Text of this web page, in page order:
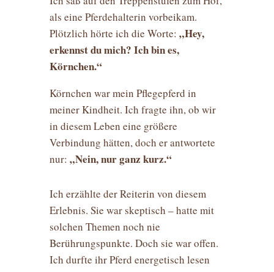
als eine Pferdehalterin vorbeikam.
Plötzlich hörte ich die Worte: „Hey,
erkennst du mich? Ich bin es,
Körnchen.“
Körnchen war mein Pflegepferd in
meiner Kindheit. Ich fragte ihn, ob wir
in diesem Leben eine größere
Verbindung hätten, doch er antwortete
nur: „Nein, nur ganz kurz.“
Ich erzählte der Reiterin von diesem
Erlebnis. Sie war skeptisch – hatte mit
solchen Themen noch nie
Berührungspunkte. Doch sie war offen.
Ich durfte ihr Pferd energetisch lesen